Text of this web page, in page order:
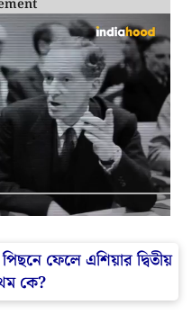
ফেলে এশিয়ার দ্বিতীয়
কে?